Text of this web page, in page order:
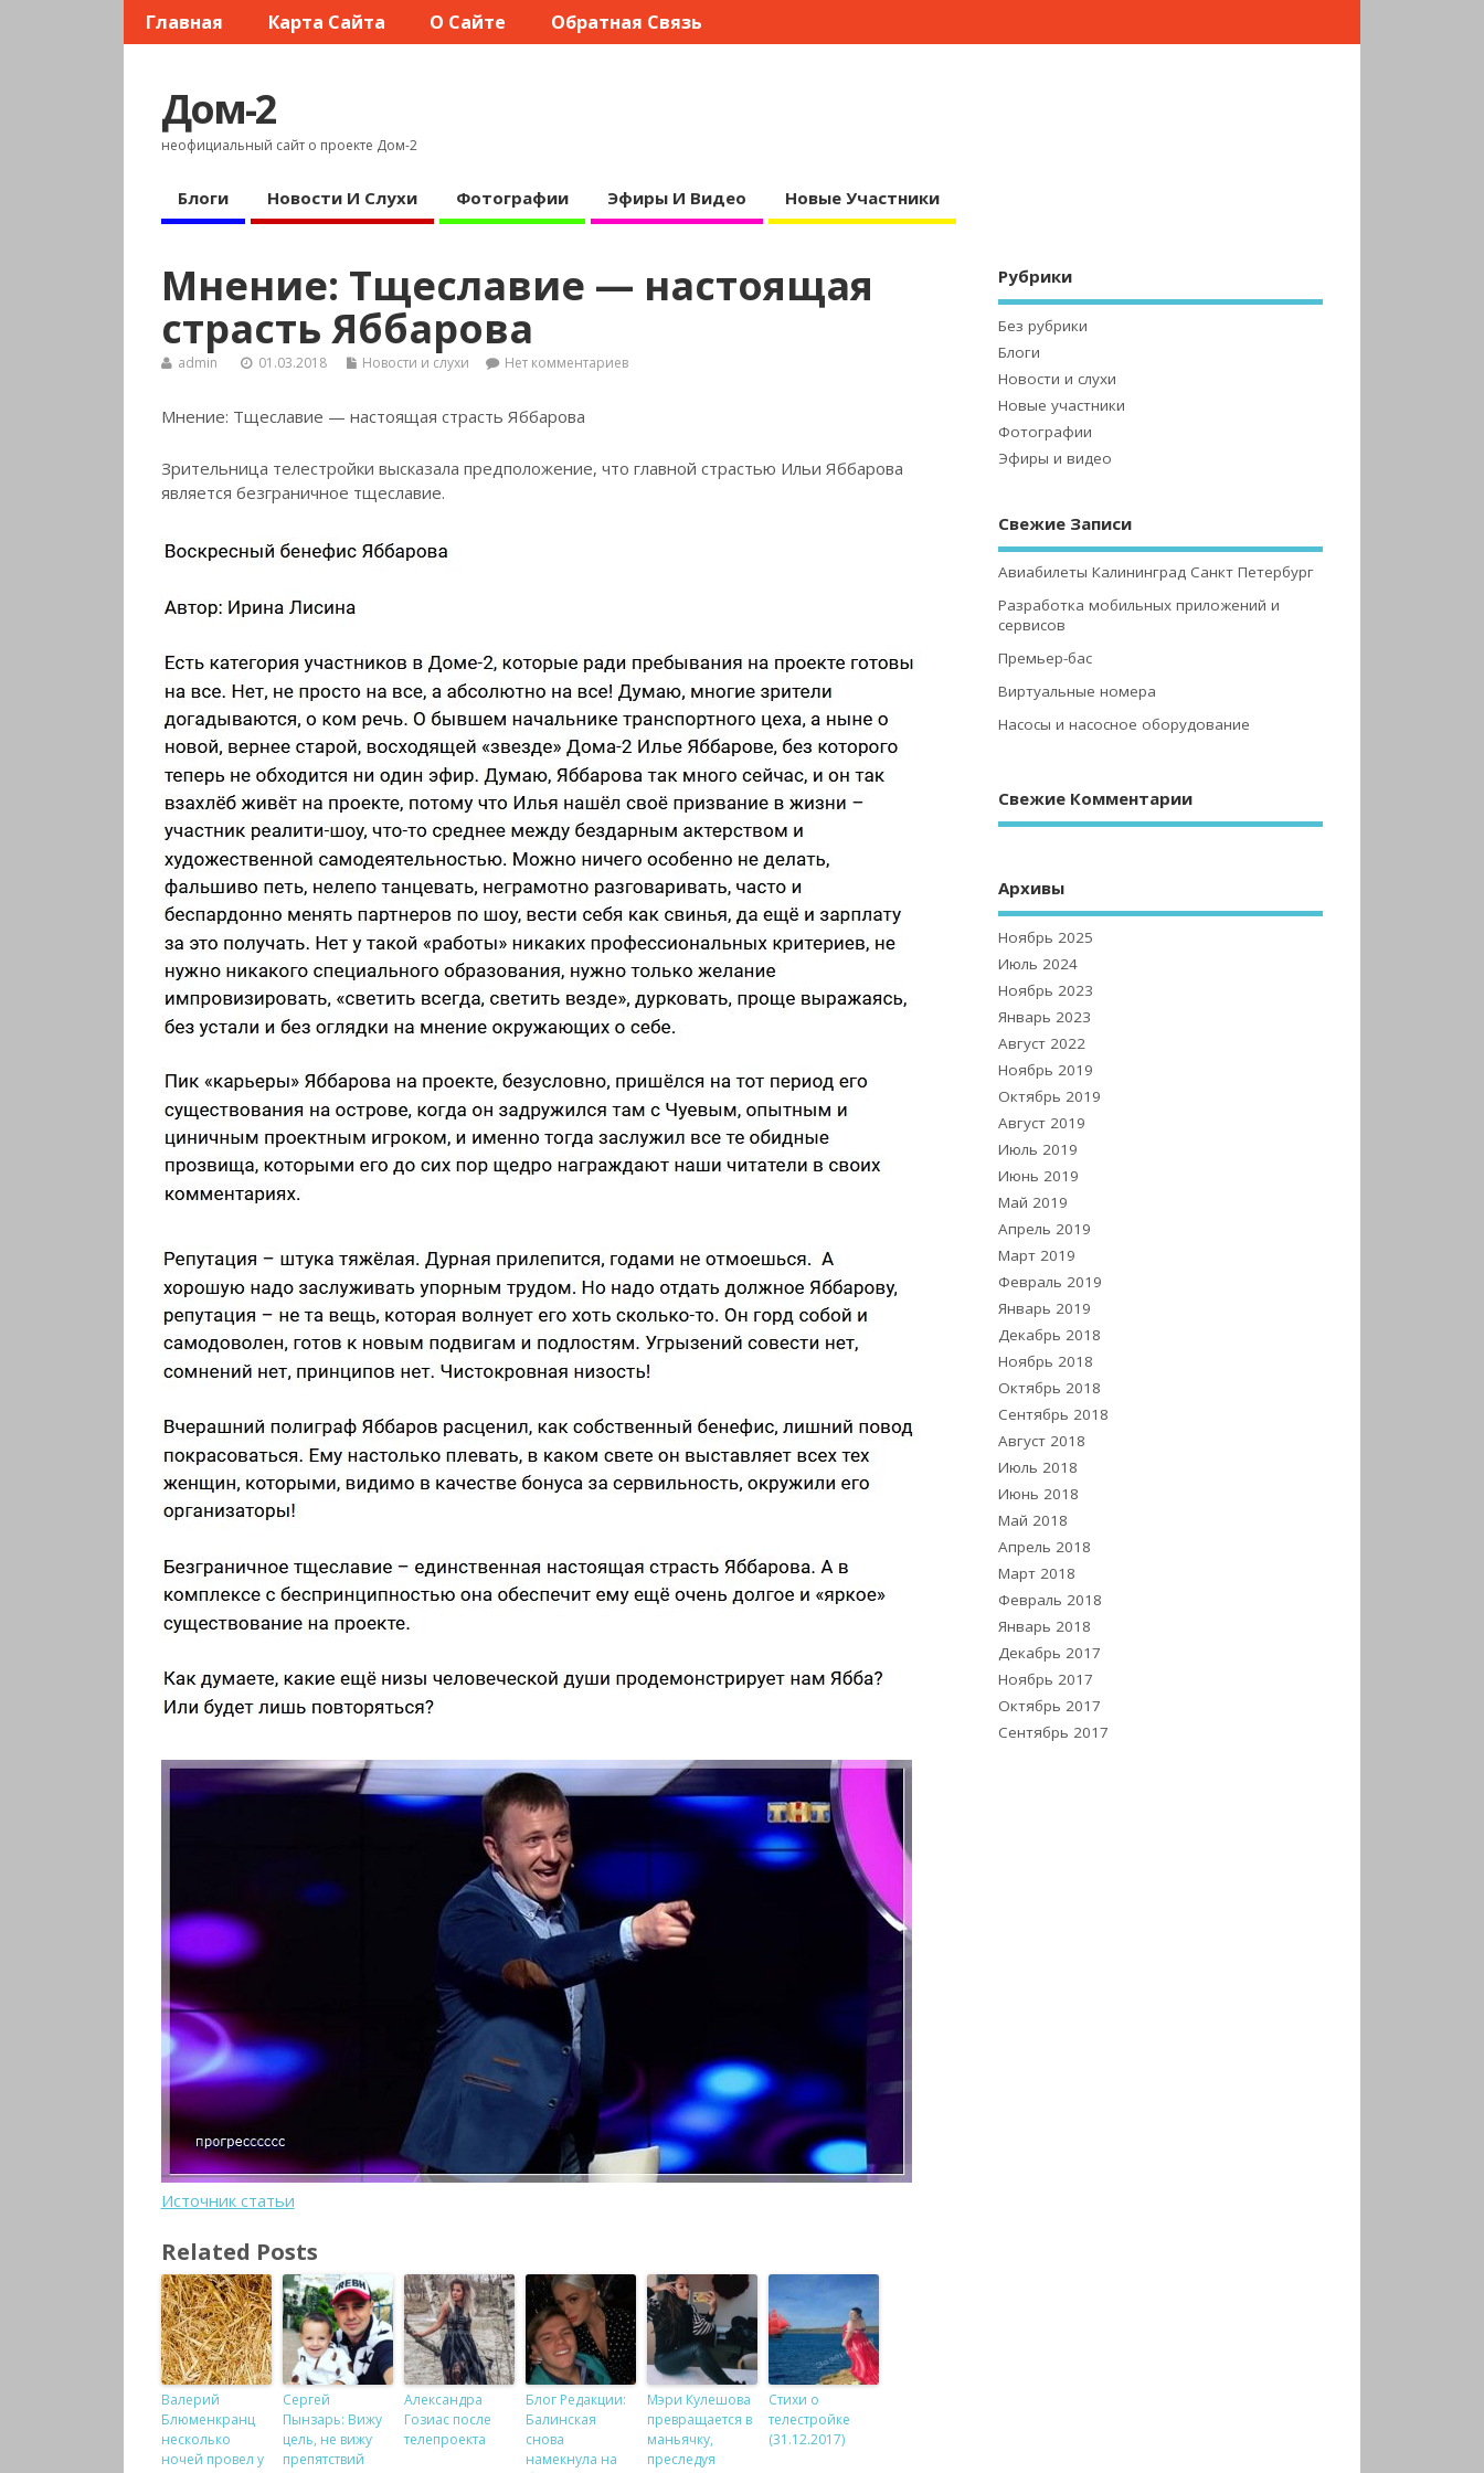
Главная Карта Сайта О Сайте Обратная Связь
Дом-2
неофициальный сайт о проекте Дом-2
Блоги Новости И Слухи Фотографии Эфиры И Видео Новые Участники
Мнение: Тщеславие — настоящая
страсть Яббарова
admin 01.03.2018 Новости и слухи Нет комментариев
Мнение: Тщеславие — настоящая страсть Яббарова
Зрительница телестройки высказала предположение, что главной страстью Ильи Яббарова
является безграничное тщеславие.
Источник статьи
Related Posts
Валерий
Блюменкранц
несколько
ночей провел у
Сергей
Пынзарь: Вижу
цель, не вижу
препятствий
Александра
Гозиас после
телепроекта
Блог Редакции:
Балинская
снова
намекнула на
Мэри Кулешова
превращается в
маньячку,
преследуя
Стихи о
телестройке
(31.12.2017)
Рубрики
Без рубрики
Блоги
Новости и слухи
Новые участники
Фотографии
Эфиры и видео
Свежие Записи
Авиабилеты Калининград Санкт Петербург
Разработка мобильных приложений и
сервисов
Премьер-бас
Виртуальные номера
Насосы и насосное оборудование
Свежие Комментарии
Архивы
Ноябрь 2025
Июль 2024
Ноябрь 2023
Январь 2023
Август 2022
Ноябрь 2019
Октябрь 2019
Август 2019
Июль 2019
Июнь 2019
Май 2019
Апрель 2019
Март 2019
Февраль 2019
Январь 2019
Декабрь 2018
Ноябрь 2018
Октябрь 2018
Сентябрь 2018
Август 2018
Июль 2018
Июнь 2018
Май 2018
Апрель 2018
Март 2018
Февраль 2018
Январь 2018
Декабрь 2017
Ноябрь 2017
Октябрь 2017
Сентябрь 2017